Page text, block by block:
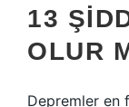
13
OLUR
Depremler en